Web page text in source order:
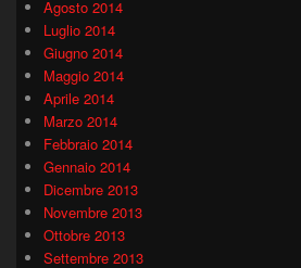
Agosto 2014
Luglio 2014
Giugno 2014
Maggio 2014
Aprile 2014
Marzo 2014
Febbraio 2014
Gennaio 2014
Dicembre 2013
Novembre 2013
Ottobre 2013
Settembre 2013